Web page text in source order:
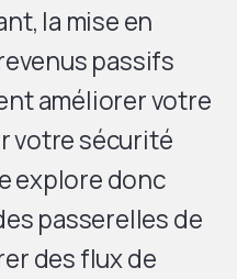
la mise en
passifs
améliorer votre
votre sécurité
explore donc
passerelles de
des flux de